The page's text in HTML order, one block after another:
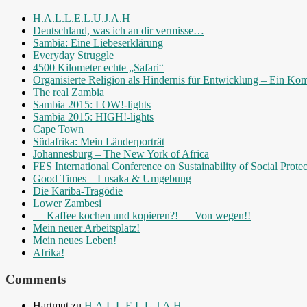
H.A.L.L.E.L.U.J.A.H
Deutschland, was ich an dir vermisse…
Sambia: Eine Liebeserklärung
Everyday Struggle
4500 Kilometer echte „Safari“
Organisierte Religion als Hindernis für Entwicklung – Ein
The real Zambia
Sambia 2015: LOW!-lights
Sambia 2015: HIGH!-lights
Cape Town
Südafrika: Mein Länderporträt
Johannesburg – The New York of Africa
FES International Conference on Sustainability of Social
Good Times – Lusaka & Umgebung
Die Kariba-Tragödie
Lower Zambesi
— Kaffee kochen und kopieren?! — Von wegen!!
Mein neuer Arbeitsplatz!
Mein neues Leben!
Afrika!
Comments